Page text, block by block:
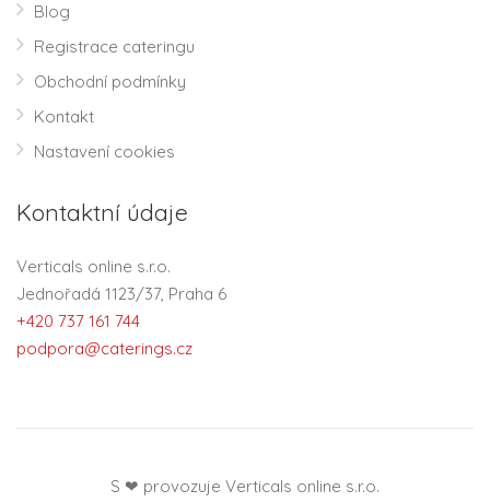
Blog
Registrace cateringu
Obchodní podmínky
Kontakt
Nastavení cookies
Kontaktní údaje
Verticals online s.r.o.
Jednořadá 1123/37, Praha 6
+420 737 161 744
podpora@caterings.cz
S ❤ provozuje Verticals online s.r.o.